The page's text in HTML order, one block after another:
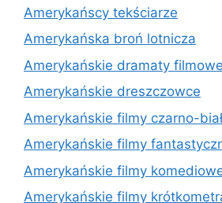
Amerykańscy tekściarze
Amerykańska broń lotnicza
Amerykańskie dramaty filmowe
Amerykańskie dreszczowce
Amerykańskie filmy czarno-
Amerykańskie filmy
Amerykańskie filmy
Amerykańskie filmy